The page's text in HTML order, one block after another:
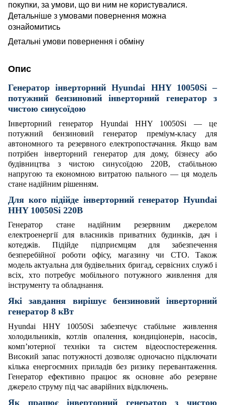
покупки, за умови, що ви ним не користувалися.
Детальніше з умовами повернення можна
ознайомитись
Детальні умови повернення і обміну
Опис
Генератор інверторний Hyundai HHY 10050Si –
потужний бензиновий інверторний генератор з
чистою синусоїдою
Інверторний генератор Hyundai HHY 10050Si — це
потужний бензиновий генератор преміум-класу для
автономного та резервного електропостачання. Якщо вам
потрібен інверторний генератор для дому, бізнесу або
будівництва з чистою синусоїдою 220В, стабільною
напругою та економною витратою пального — ця модель
стане надійним рішенням.
Для кого підійде інверторний генератор Hyundai
HHY 10050Si 220В
Генератор стане надійним резервним джерелом
електроенергії для власників приватних будинків, дач і
котеджів. Підійде підприємцям для забезпечення
безперебійної роботи офісу, магазину чи СТО. Також
модель актуальна для будівельних бригад, сервісних служб і
всіх, хто потребує мобільного потужного живлення для
інструменту та обладнання.
Які завдання вирішує бензиновий інверторний
генератор 8 кВт
Hyundai HHY 10050Si забезпечує стабільне живлення
холодильників, котлів опалення, кондиціонерів, насосів,
комп’ютерної техніки та систем відеоспостереження.
Високий запас потужності дозволяє одночасно підключати
кілька енергоємних приладів без ризику перевантаження.
Генератор ефективно працює як основне або резервне
джерело струму під час аварійних відключень.
Як працює інверторний генератор з чистою